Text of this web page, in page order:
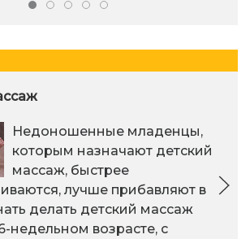
Недоношенные младенцы,
которым назначают детский
массаж, быстрее
лучше прибавляют в
делать детский массаж
недельном возрасте, с